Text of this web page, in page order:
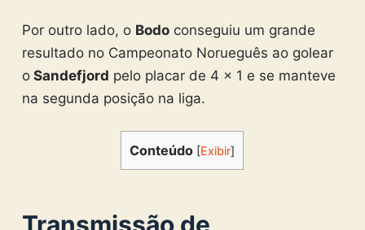
Por outro lado, o Bodoconseguiu um grande
resultado no Campeonato Norueguês ao golear
oSandefjord pelo placar de 4 x 1 e se manteve
na segunda posição na liga.
Conteúdo [Exibir]
Transmissão de